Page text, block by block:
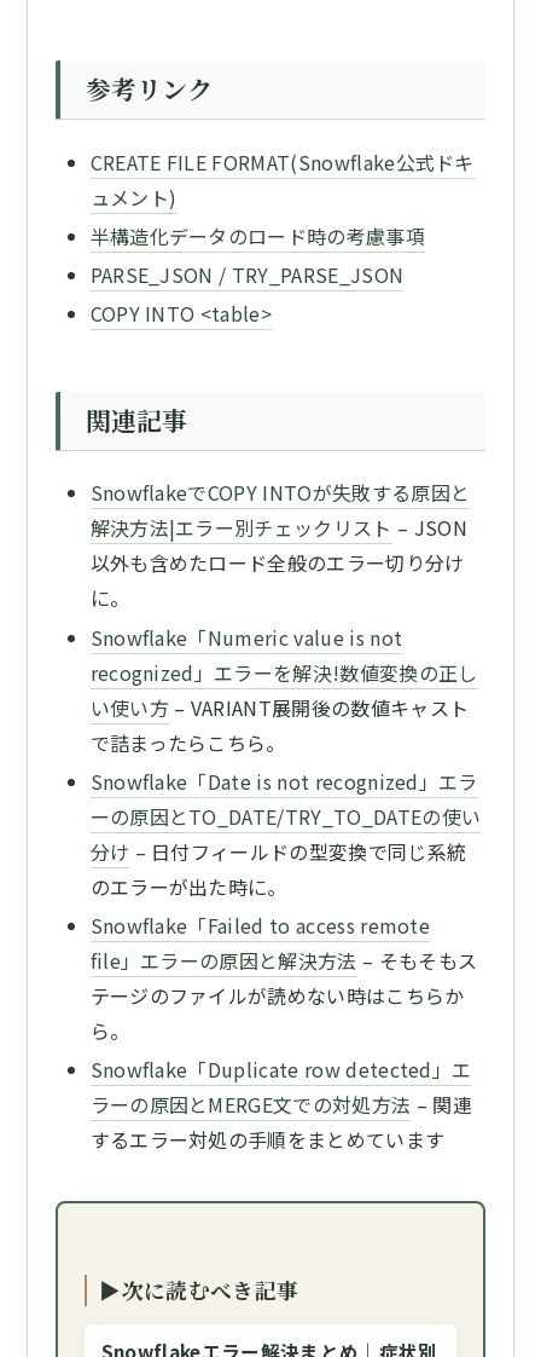
参考リンク
CREATE FILE FORMAT(Snowflake公式ドキ
ュメント)
半構造化データのロード時の考慮事項
PARSE_JSON / TRY_PARSE_JSON
COPY INTO <table>
関連記事
SnowflakeでCOPY INTOが失敗する原因と
解決方法|エラー別チェックリスト – JSON
以外も含めたロード全般のエラー切り分け
に。
Snowflake「Numeric value is not
recognized」エラーを解決!数値変換の正し
い使い方 – VARIANT展開後の数値キャスト
で詰まったらこちら。
Snowflake「Date is not recognized」エラ
ーの原因とTO_DATE/TRY_TO_DATEの使い
分け – 日付フィールドの型変換で同じ系統
のエラーが出た時に。
Snowflake「Failed to access remote
file」エラーの原因と解決方法 – そもそもス
テージのファイルが読めない時はこちらか
ら。
Snowflake「Duplicate row detected」エ
ラーの原因とMERGE文での対処方法 – 関連
するエラー対処の手順をまとめています
▶次に読むべき記事
Snowflakeエラー解決まとめ｜症状別